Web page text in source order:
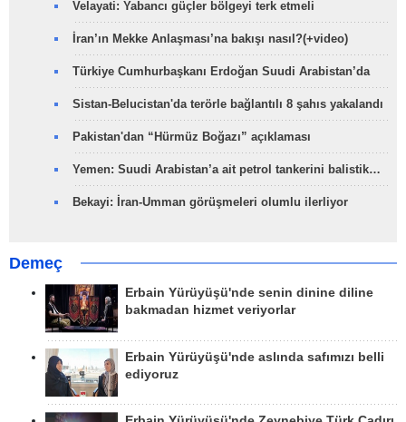
Velayati: Yabancı güçler bölgeyi terk etmeli
İran’ın Mekke Anlaşması’na bakışı nasıl?(+video)
Türkiye Cumhurbaşkanı Erdoğan Suudi Arabistan’da
Sistan-Belucistan'da terörle bağlantılı 8 şahıs yakalandı
Pakistan'dan “Hürmüz Boğazı” açıklaması
Yemen: Suudi Arabistan’a ait petrol tankerini balistik…
Bekayi: İran-Umman görüşmeleri olumlu ilerliyor
Demeç
Erbain Yürüyüşü'nde senin dinine diline
bakmadan hizmet veriyorlar
Erbain Yürüyüşü'nde aslında safımızı belli
ediyoruz